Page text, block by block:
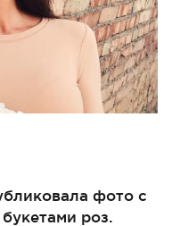
фото с
роз.